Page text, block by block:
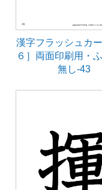
漢字フラッシュカ
６］両面印刷用・
無し-43